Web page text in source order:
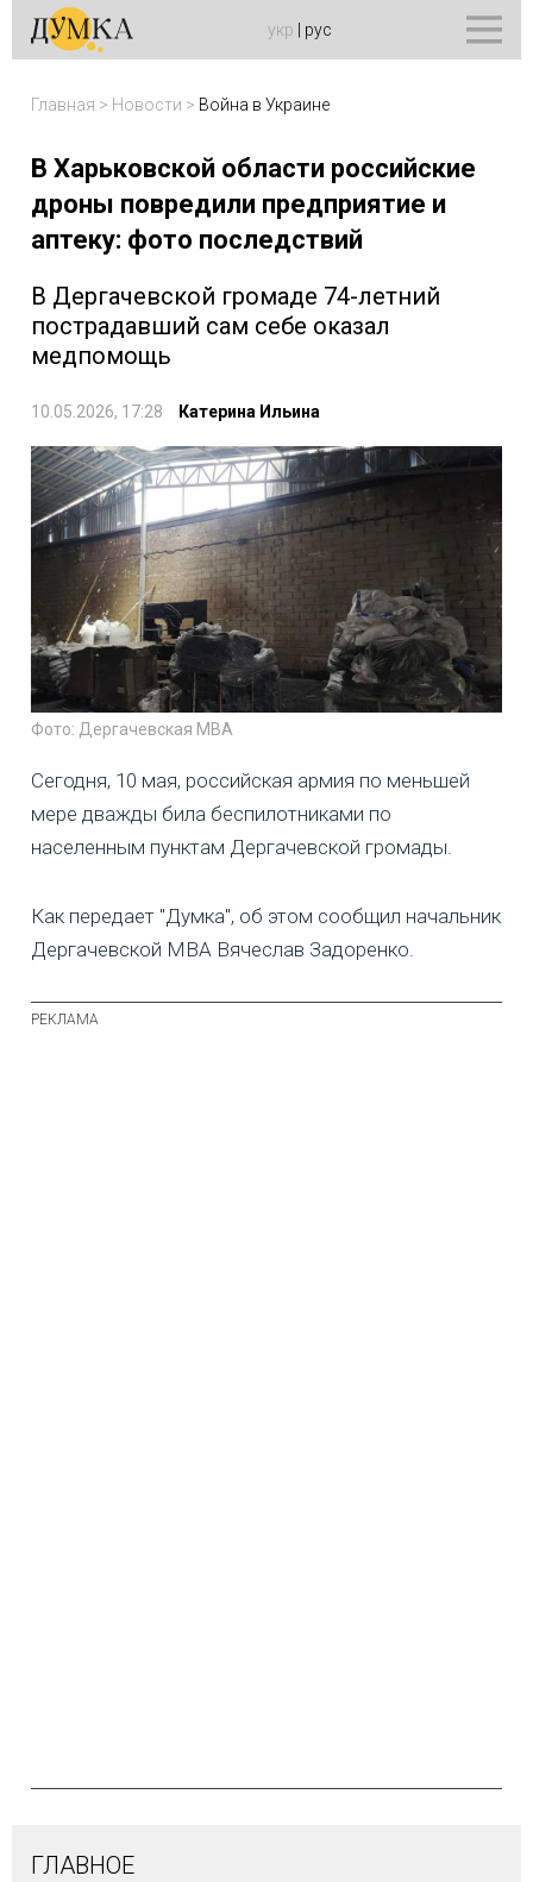
укр рус
Главная > Новости > Война в Украине
В Харьковской области российские
дроны повредили предприятие и
аптеку: фото последствий
В Дергачевской громаде 74-летний
пострадавший сам себе оказал
медпомощь
10.05.2026, 17:28 Катерина Ильина
Фото: Дергачевская МВА
Сегодня, 10 мая, российская армия по меньшей
мере дважды била беспилотниками по
населенным пунктам Дергачевской громады.
Как передает "Думка", об этом сообщил начальник
Дергачевской МВА Вячеслав Задоренко.
ГЛАВНОЕ